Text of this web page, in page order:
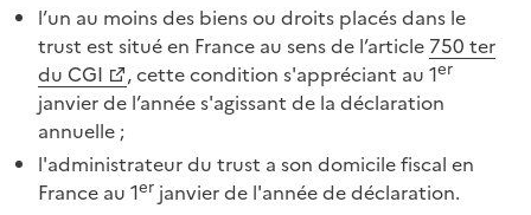
l’un au moins des biens ou droits placés dans le
trust est situé en France au sens de l’article 750 ter
du CGI
, cette condition s'appréciant au 1er
janvier de l’année s'agissant de la déclaration
annuelle ;
l'administrateur du trust a son domicile fiscal en
France au 1er janvier de l'année de déclaration.